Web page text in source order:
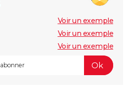
Voir un exemple
Voir un exemple
Voir un exemple